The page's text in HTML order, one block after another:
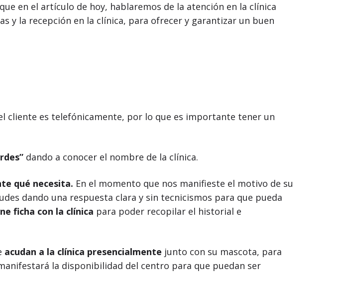
en el artículo de hoy, hablaremos de la atención en la clínica
y la recepción en la clínica, para ofrecer y garantizar un buen
cliente es telefónicamente, por lo que es importante tener un
dando a conocer el nombre de la clínica.
qué necesita. En el momento que nos manifieste el motivo de su
dando una respuesta clara y sin tecnicismos para que pueda
ficha con la clínica para poder recopilar el historial e
acudan a la clínica presencialmente junto con su mascota, para
la disponibilidad del centro para que puedan ser